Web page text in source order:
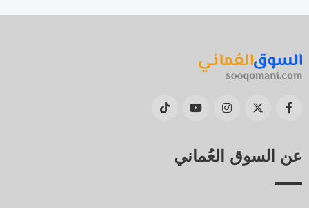
عن السوق العُماني